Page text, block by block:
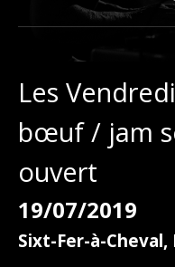
Les
bœuf / jam
ouvert
19/07/2019
Sixt-Fer-à-Cheval,